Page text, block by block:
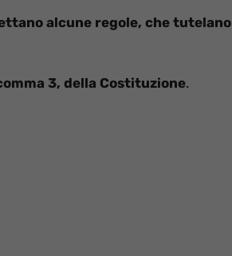
alcune regole, che tutelano
3, della Costituzione.